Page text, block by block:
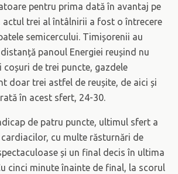
pentru prima dată în avantaj pe
actul trei al întâlnirii a fost o întrecere
semicercului. Timișorenii au
panoul Energiei reușind nu
coșuri de trei puncte, gazdele
doar trei astfel de reușite, de aici și
în acest sfert, 24-30.
de patru puncte, ultimul sfert a
cu multe răsturnări de
și un final decis în ultima
cinci minute înainte de final, la scorul